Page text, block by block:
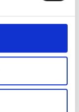
Projektstarter